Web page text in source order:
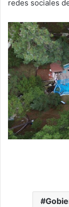
redes sociales